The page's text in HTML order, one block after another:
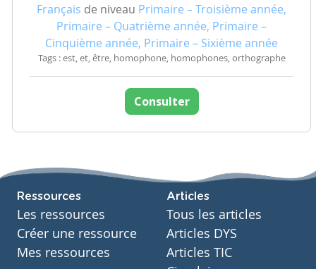
Français de niveau Primaire – Troisième année,
Primaire – Quatrième année, Primaire –
Cinquième année, Primaire – Sixième année
Tags : est, et, être, homophone, homophones, orthographe
Consulter
Ressources
Les ressources
Créer une ressource
Mes ressources
Articles
Tous les articles
Articles DYS
Articles TIC